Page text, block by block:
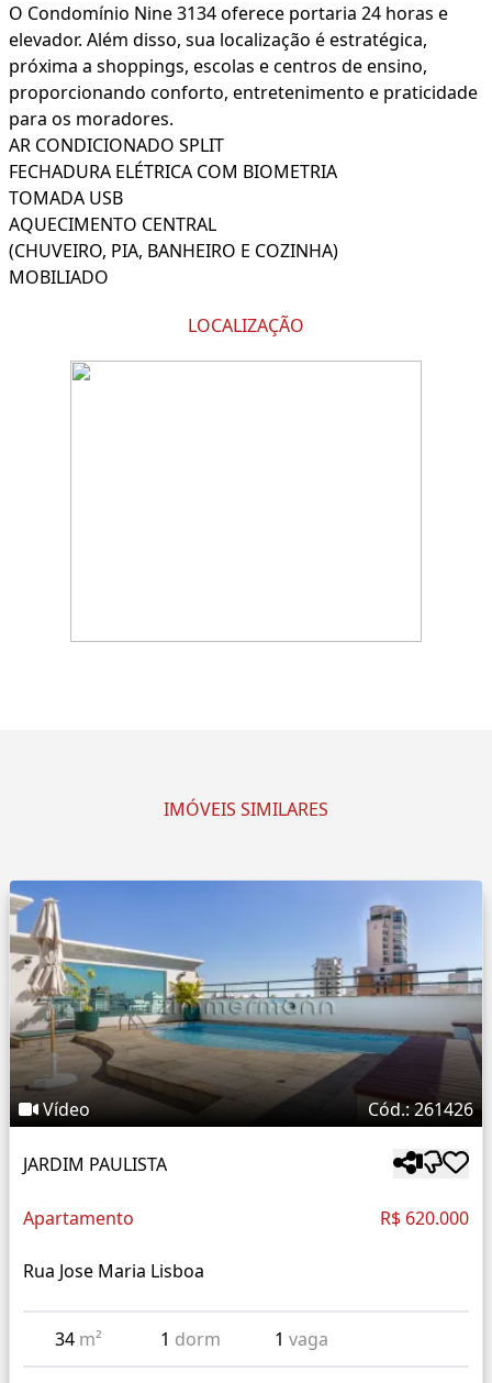
O Condomínio Nine 3134 oferece portaria 24 horas e
elevador. Além disso, sua localização é estratégica,
próxima a shoppings, escolas e centros de ensino,
proporcionando conforto, entretenimento e praticidade
para os moradores.
AR CONDICIONADO SPLIT
FECHADURA ELÉTRICA COM BIOMETRIA
TOMADA USB
AQUECIMENTO CENTRAL
(CHUVEIRO, PIA, BANHEIRO E COZINHA)
MOBILIADO
LOCALIZAÇÃO
IMÓVEIS SIMILARES
Vídeo Cód.: 261426
JARDIM PAULISTA
Apartamento R$ 620.000
Rua Jose Maria Lisboa
34 m² 1 dorm 1vaga